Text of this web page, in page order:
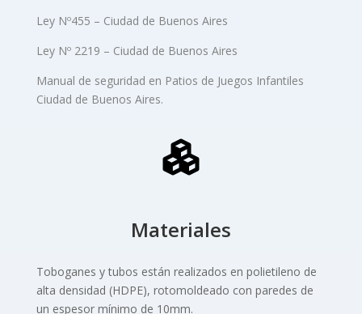
Ley Nº455 – Ciudad de Buenos Aires
Ley Nº 2219 – Ciudad de Buenos Aires
Manual de seguridad en Patios de Juegos Infantiles
Ciudad de Buenos Aires.
Materiales
Toboganes y tubos están realizados en polietileno de
alta densidad (HDPE), rotomoldeado con paredes de
un espesor mínimo de 10mm.